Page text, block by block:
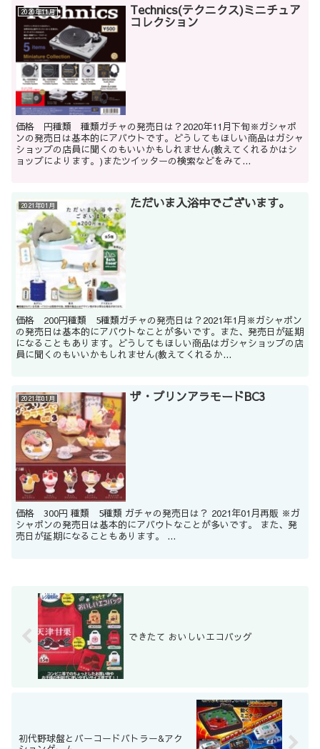
2020年11月 Technics(テクニクス)ミニチュア
コレクション
価格 円種類 種類ガチャの発売日は？2020年11月下旬※ガシャポ
ンの発売日は基本的にアバウトです。どうしてもほしい商品はガシャ
ショップの店員に聞くのもいいかもしれません(教えてくれるかはシ
ョップによります。)またツイッターの検索などをみて...
2021年01月 ただいま入浴中でございます。
価格 200円種類 5種類ガチャの発売日は？2021年1月※ガシャポン
の発売日は基本的にアバウトなことが多いです。また、発売日が延期
になることもあります。どうしてもほしい商品はガシャショップの店
員に聞くのもいいかもしれません(教えてくれるか...
2021年01月 ザ・プリンアラモードBC3
価格 300円 種類 5種類 ガチャの発売日は？ 2021年01月再販 ※ガ
シャポンの発売日は基本的にアバウトなことが多いです。 また、発
売日が延期になることもあります。 ...
できたて おいしいエコバッグ
初代野球盤とバーコードバトラー&アク